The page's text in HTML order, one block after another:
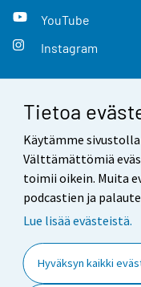
Tietoa
Käytämme
Välttämättömiä
toimii oikein. Muita
podcastien ja
Lue lisää evästeistä.
Hyväksyn kaikki
YouTube
Instagram
Yhteystiedot
Palaute
Käyttöehdot
Saavutettavuus
Tietoa sivustosta